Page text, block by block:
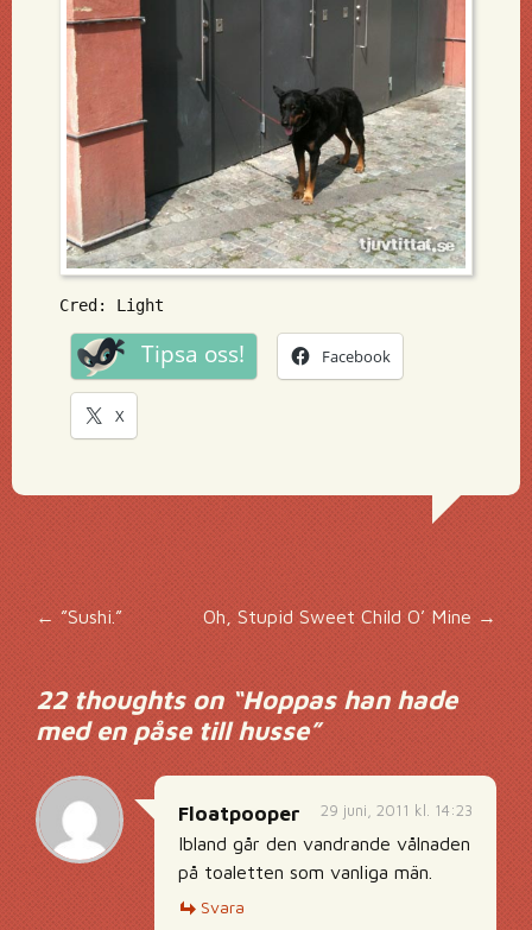
Cred: Light
Tipsa oss! Facebook
X
Inläggsnavigering
←”Sushi.” Oh, Stupid Sweet Child O’ Mine→
22 thoughts on “Hoppas han hade
med en påse till husse”
29 juni, 2011 kl. 14:23
Floatpooper
Ibland går den vandrande vålnaden
på toaletten som vanliga män.
Svara